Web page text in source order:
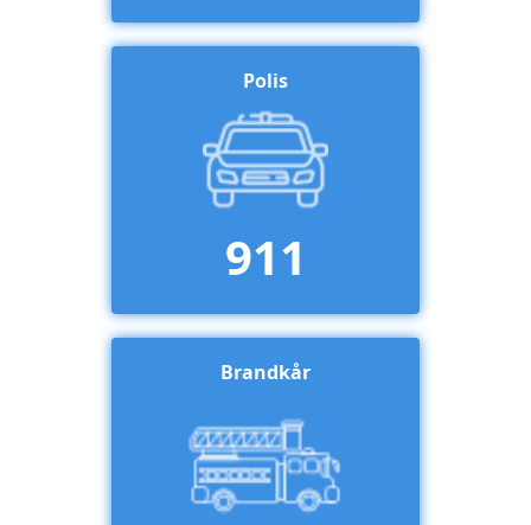
Polis
911
Brandkår